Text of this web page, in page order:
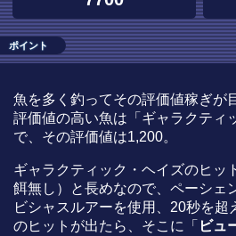
ポイント
魚を多く釣ってその評価値稼ぎが
評価値の高い魚は「ギャラクティ
で、その評価値は1,200。
ギャラクティック・ヘイズのヒッ
餌無し）と長めなので、ペーシェ
ビシャスルアーを使用、20秒を超
のヒットが出たら、そこに「 ビュ